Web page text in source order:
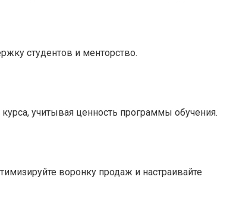
студентов и менторство.
учитывая ценность программы обучения.
воронку продаж и настраивайте